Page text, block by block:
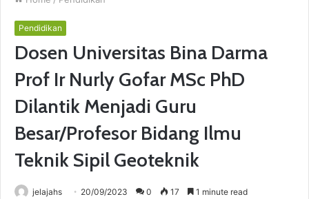
Pendidikan
Dosen Universitas Bina Darma
Prof Ir Nurly Gofar MSc PhD
Dilantik Menjadi Guru
Besar/Profesor Bidang Ilmu
Teknik Sipil Geoteknik
jelajahs 20/09/2023 0 17 1 minute read